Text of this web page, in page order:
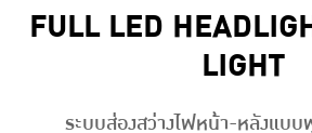
FULL LED
LIGHT
ระบบส่องสว่างไฟหน้า-หลังแบ